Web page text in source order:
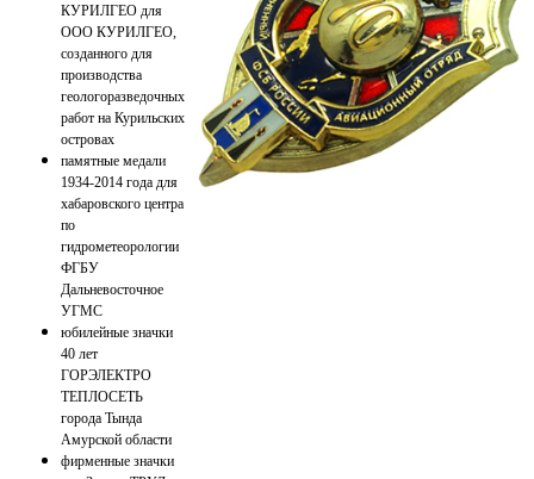
КУРИЛГЕО для
ООО КУРИЛГЕО,
созданного для
производства
геологоразведочных
работ на Курильских
островах
памятные медали
1934-2014 года для
хабаровского центра
по
гидрометеорологии
ФГБУ
Дальневосточное
УГМС
юбилейные значки
40 лет
ГОРЭЛЕКТРО
ТЕПЛОСЕТЬ
города Тында
Амурской области
фирменные значки